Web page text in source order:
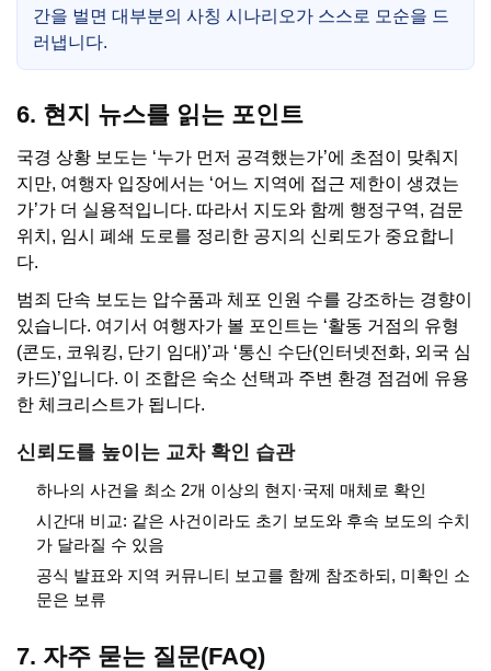
간을 벌면 대부분의 사칭 시나리오가 스스로 모순을 드
러냅니다.
6. 현지 뉴스를 읽는 포인트
국경 상황 보도는 ‘누가 먼저 공격했는가’에 초점이 맞춰지
지만, 여행자 입장에서는 ‘어느 지역에 접근 제한이 생겼는
가’가 더 실용적입니다. 따라서 지도와 함께 행정구역, 검문
위치, 임시 폐쇄 도로를 정리한 공지의 신뢰도가 중요합니
다.
범죄 단속 보도는 압수품과 체포 인원 수를 강조하는 경향이
있습니다. 여기서 여행자가 볼 포인트는 ‘활동 거점의 유형
(콘도, 코워킹, 단기 임대)’과 ‘통신 수단(인터넷전화, 외국 심
카드)’입니다. 이 조합은 숙소 선택과 주변 환경 점검에 유용
한 체크리스트가 됩니다.
신뢰도를 높이는 교차 확인 습관
하나의 사건을 최소 2개 이상의 현지·국제 매체로 확인
시간대 비교: 같은 사건이라도 초기 보도와 후속 보도의 수치
가 달라질 수 있음
공식 발표와 지역 커뮤니티 보고를 함께 참조하되, 미확인 소
문은 보류
7. 자주 묻는 질문(FAQ)